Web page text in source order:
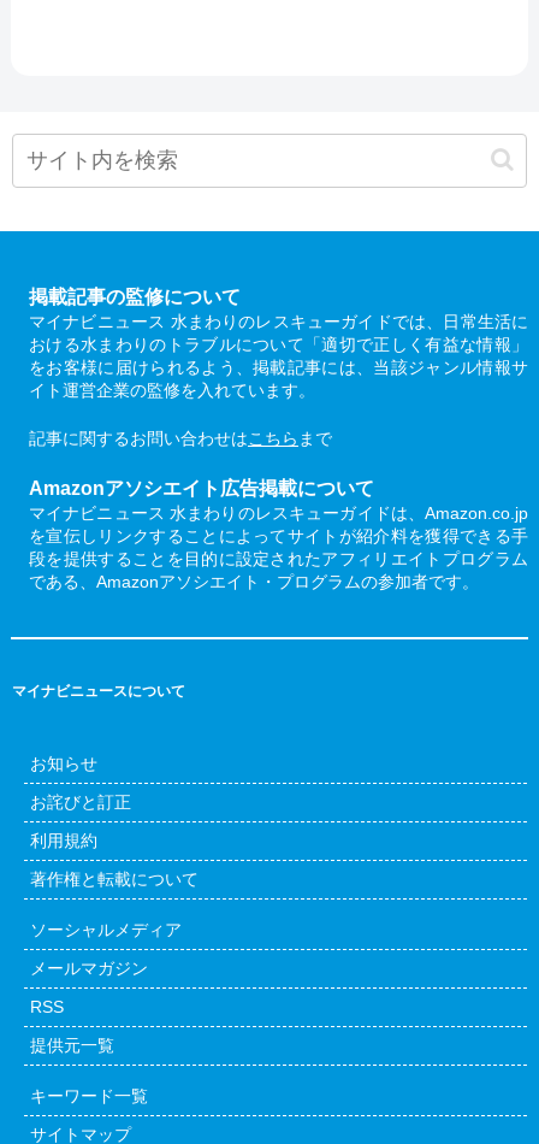
掲載記事の監修について
マイナビニュース 水まわりのレスキューガイドでは、日常生活に
おける水まわりのトラブルについて「適切で正しく有益な情報」
をお客様に届けられるよう、掲載記事には、当該ジャンル情報サ
イト運営企業の監修を入れています。
記事に関するお問い合わせはこちら まで
Amazonアソシエイト広告掲載について
マイナビニュース 水まわりのレスキューガイドは、Amazon.co.jp
を宣伝しリンクすることによってサイトが紹介料を獲得できる手
段を提供することを目的に設定されたアフィリエイトプログラム
である、Amazonアソシエイト・プログラムの参加者です。
マイナビニュースについて
お知らせ
お詫びと訂正
利用規約
著作権と転載について
ソーシャルメディア
メールマガジン
RSS
提供元一覧
キーワード一覧
サイトマップ